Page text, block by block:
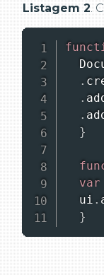
Listagem 2 .
.
.
.
}
var
  ui
.
}